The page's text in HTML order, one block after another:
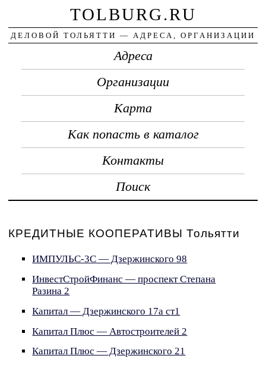
TOLBURG.RU
ДЕЛОВОЙ ТОЛЬЯТТИ — АДРЕСА, ОРГАНИЗАЦИИ
Адреса
Организации
Карта
Как попасть в каталог
Контакты
Поиск
КРЕДИТНЫЕ КООПЕРАТИВЫ Тольятти
ИМПУЛЬС-3С — Дзержинского 98
ИнвестСтройФинанс — проспект Степана
Разина 2
Капитал — Дзержинского 17а ст1
Капитал Плюс — Автостроителей 2
Капитал Плюс — Дзержинского 21